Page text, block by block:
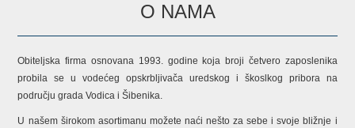
O NAMA
Obiteljska firma osnovana 1993. godine koja broji četvero zaposlenika
probila se u vodećeg opskrbljivača uredskog i škoslkog pribora na
području grada Vodica i Šibenika.
U našem širokom asortimanu možete naći nešto za sebe i svoje bližnje i